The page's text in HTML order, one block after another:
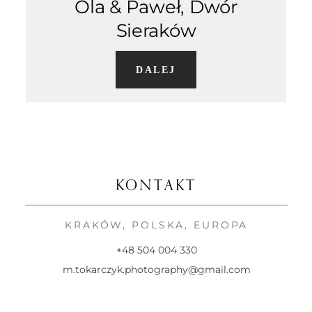
KONTAKT
Ola & Paweł, Dwór
Sieraków
DALEJ
KONTAKT
KRAKÓW, POLSKA, EUROPA
+48 504 004 330
m.tokarczyk.photography@gmail.com